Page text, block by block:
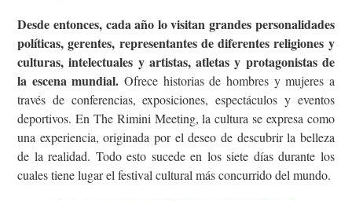
Desde entonces, cada año lo visitan grandes personalidades
políticas, gerentes, representantes de diferentes religiones y
culturas, intelectuales y artistas, atletas y protagonistas de
la escena mundial. Ofrece historias de hombres y mujeres a
través de conferencias, exposiciones, espectáculos y eventos
deportivos. En The Rimini Meeting, la cultura se expresa como
una experiencia, originada por el deseo de descubrir la belleza
de la realidad. Todo esto sucede en los siete días durante los
cuales tiene lugar el festival cultural más concurrido del mundo.